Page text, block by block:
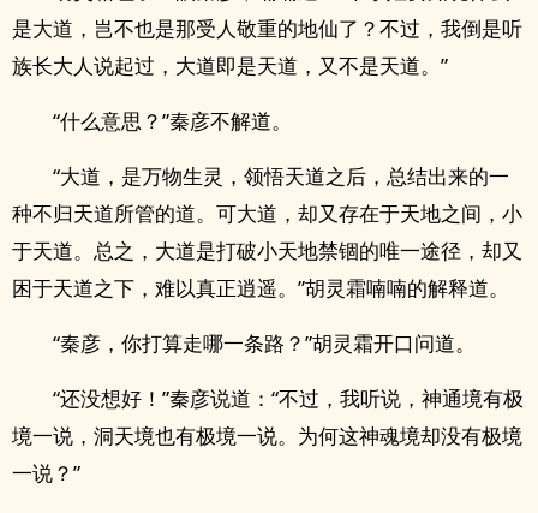
是大道，岂不也是那受人敬重的地仙了？不过，我倒是听
族长大人说起过，大道即是天道，又不是天道。”
“什么意思？”秦彦不解道。
“大道，是万物生灵，领悟天道之后，总结出来的一
种不归天道所管的道。可大道，却又存在于天地之间，小
于天道。总之，大道是打破小天地禁锢的唯一途径，却又
困于天道之下，难以真正逍遥。”胡灵霜喃喃的解释道。
“秦彦，你打算走哪一条路？”胡灵霜开口问道。
“还没想好！”秦彦说道：“不过，我听说，神通境有极
境一说，洞天境也有极境一说。为何这神魂境却没有极境
一说？”